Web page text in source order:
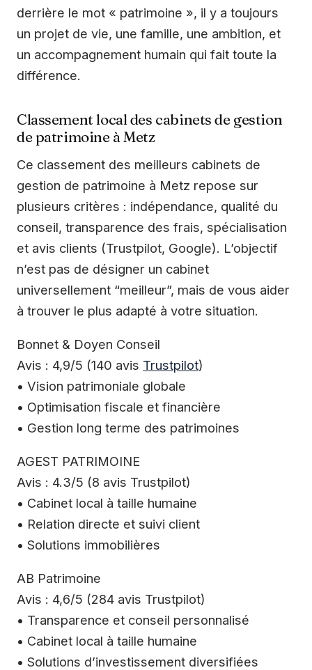
derrière le mot « patrimoine », il y a toujours
un projet de vie, une famille, une ambition, et
un accompagnement humain qui fait toute la
différence.
Classement local des cabinets de gestion
de patrimoine à Metz
Ce classement des meilleurs cabinets de
gestion de patrimoine à Metz repose sur
plusieurs critères : indépendance, qualité du
conseil, transparence des frais, spécialisation
et avis clients (Trustpilot, Google). L’objectif
n’est pas de désigner un cabinet
universellement “meilleur”, mais de vous aider
à trouver le plus adapté à votre situation.
Bonnet & Doyen Conseil
Avis : 4,9/5 (140 avis Trustpilot)
• Vision patrimoniale globale
• Optimisation fiscale et financière
• Gestion long terme des patrimoines
AGEST PATRIMOINE
Avis : 4.3/5 (8 avis Trustpilot)
• Cabinet local à taille humaine
• Relation directe et suivi client
• Solutions immobilières
AB Patrimoine
Avis : 4,6/5 (284 avis Trustpilot)
• Transparence et conseil personnalisé
• Cabinet local à taille humaine
• Solutions d’investissement diversifiées